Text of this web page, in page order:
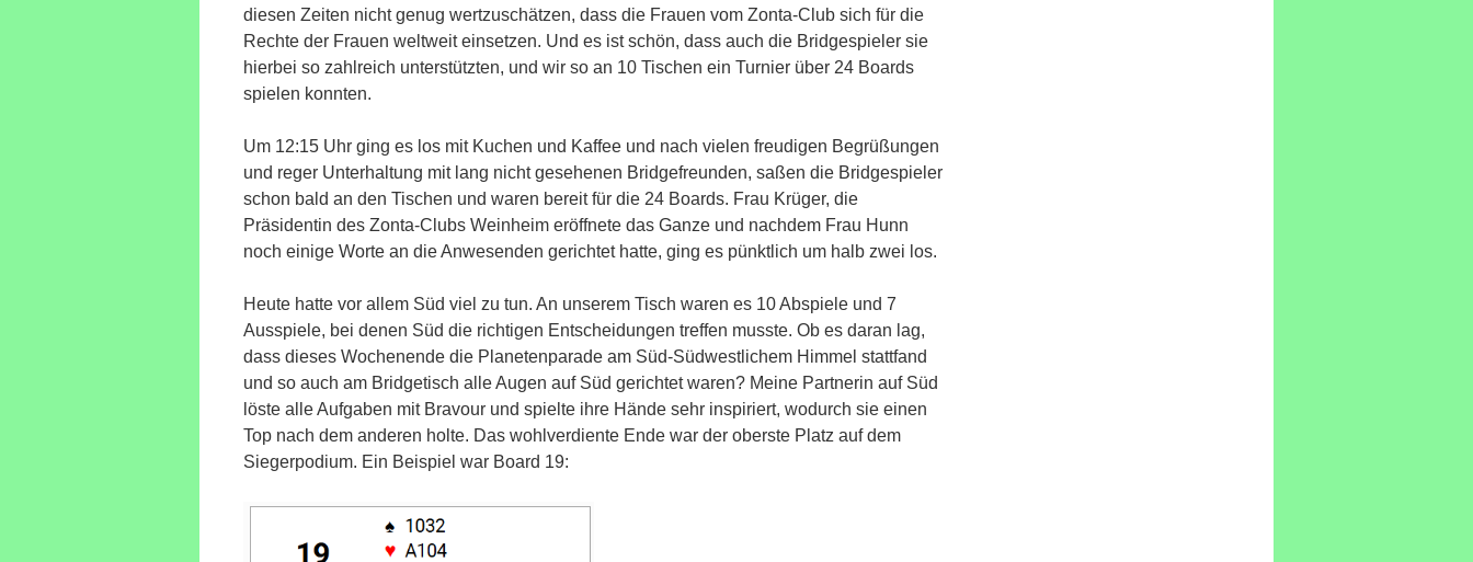
diesen Zeiten nicht genug wertzuschätzen, dass die Frauen vom Zonta-Club sich für die
Rechte der Frauen weltweit einsetzen. Und es ist schön, dass auch die Bridgespieler sie
hierbei so zahlreich unterstützten, und wir so an 10 Tischen ein Turnier über 24 Boards
spielen konnten.
Um 12:15 Uhr ging es los mit Kuchen und Kaffee und nach vielen freudigen Begrüßungen
und reger Unterhaltung mit lang nicht gesehenen Bridgefreunden, saßen die Bridgespieler
schon bald an den Tischen und waren bereit für die 24 Boards. Frau Krüger, die
Präsidentin des Zonta-Clubs Weinheim eröffnete das Ganze und nachdem Frau Hunn
noch einige Worte an die Anwesenden gerichtet hatte, ging es pünktlich um halb zwei los.
Heute hatte vor allem Süd viel zu tun. An unserem Tisch waren es 10 Abspiele und 7
Ausspiele, bei denen Süd die richtigen Entscheidungen treffen musste. Ob es daran lag,
dass dieses Wochenende die Planetenparade am Süd-Südwestlichem Himmel stattfand
und so auch am Bridgetisch alle Augen auf Süd gerichtet waren? Meine Partnerin auf Süd
löste alle Aufgaben mit Bravour und spielte ihre Hände sehr inspiriert, wodurch sie einen
Top nach dem anderen holte. Das wohlverdiente Ende war der oberste Platz auf dem
Siegerpodium. Ein Beispiel war Board 19: